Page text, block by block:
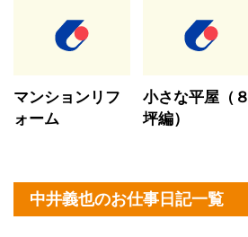
マンションリフ
ォーム
小さな平屋（８
坪編）
中井義也のお仕事日記一覧